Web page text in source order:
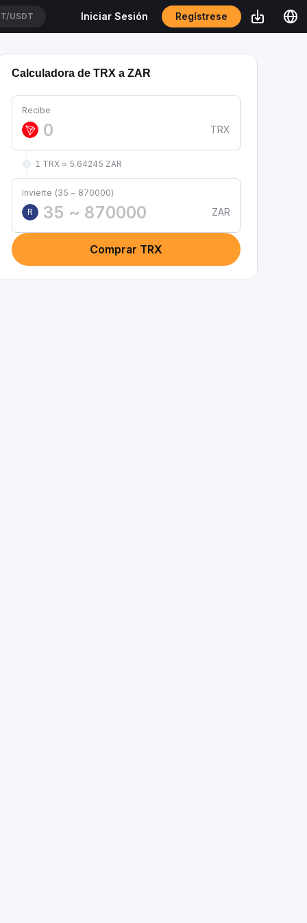
USDT Iniciar Sesión Regístrese
Calculadora de TRX a ZAR
Recibe
TRX
1 TRX ≈ 5.64245 ZAR
Invierte (35 ~ 870000)
R
ZAR
Comprar TRX